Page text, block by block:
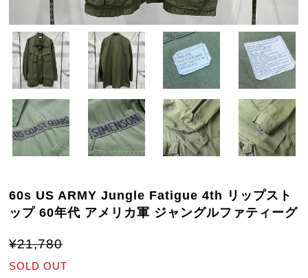
60s US ARMY Jungle Fatigue 4th リップスト
ップ 60年代 アメリカ軍 ジャングルファティーグ
¥21,780
SOLD OUT